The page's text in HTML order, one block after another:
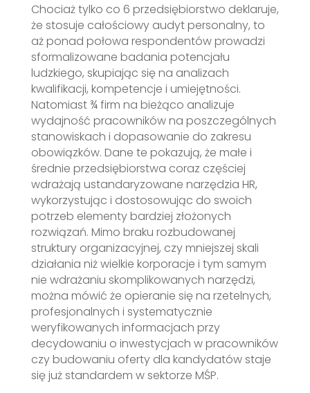
Chociaż tylko co 6 przedsiębiorstwo deklaruje,
że stosuje całościowy audyt personalny, to
aż ponad połowa respondentów prowadzi
sformalizowane badania potencjału
ludzkiego, skupiając się na analizach
kwalifikacji, kompetencje i umiejętności.
Natomiast ¾ firm na bieżąco analizuje
wydajność pracowników na poszczególnych
stanowiskach i dopasowanie do zakresu
obowiązków. Dane te pokazują, że małe i
średnie przedsiębiorstwa coraz częściej
wdrażają ustandaryzowane narzędzia HR,
wykorzystując i dostosowując do swoich
potrzeb elementy bardziej złożonych
rozwiązań. Mimo braku rozbudowanej
struktury organizacyjnej, czy mniejszej skali
działania niż wielkie korporacje i tym samym
nie wdrażaniu skomplikowanych narzędzi,
można mówić że opieranie się na rzetelnych,
profesjonalnych i systematycznie
weryfikowanych informacjach przy
decydowaniu o inwestycjach w pracowników
czy budowaniu oferty dla kandydatów staje
się już standardem w sektorze MŚP.